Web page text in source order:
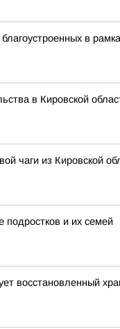
в
в Кировской
чаги из Кировской
подростков и их семей
восстановленный